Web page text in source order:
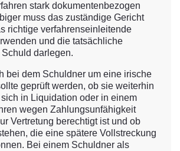
stark dokumentenbezogen
muss das zuständige Gericht
richtige verfahrenseinleitende
und die tatsächliche
darlegen.
bei dem Schuldner um eine irische
geprüft werden, ob sie weiterhin
in Liquidation oder in einem
wegen Zahlungsunfähigkeit
Vertretung berechtigt ist und ob
die eine spätere Vollstreckung
Bei einem Schuldner als